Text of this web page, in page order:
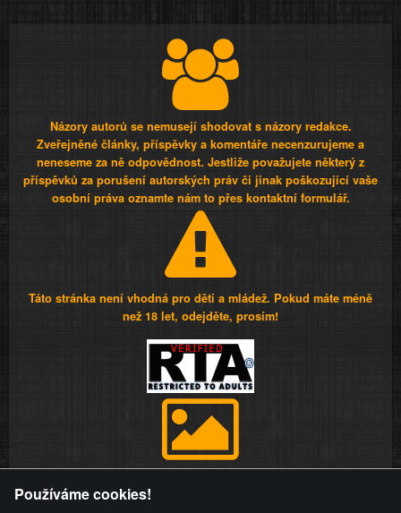
Názory autorů se nemusejí shodovat s názory redakce.
Zveřejněné články, příspěvky a komentáře necenzurujeme a
neneseme za ně odpovědnost. Jestliže považujete některý z
příspěvků za porušení autorských práv či jinak poškozující vaše
osobní práva oznamte nám to přes kontaktní formulář.
Táto stránka není vhodná pro děti a mládež. Pokud máte méně
než 18 let, odejděte, prosím!
videa a komentáře. Osoba, které se toto opatření provozovatele
Používáme cookies!